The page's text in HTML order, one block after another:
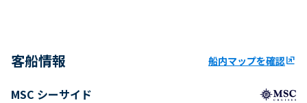
客船情報 船内マップを確認ungroup
MSC シーサイド